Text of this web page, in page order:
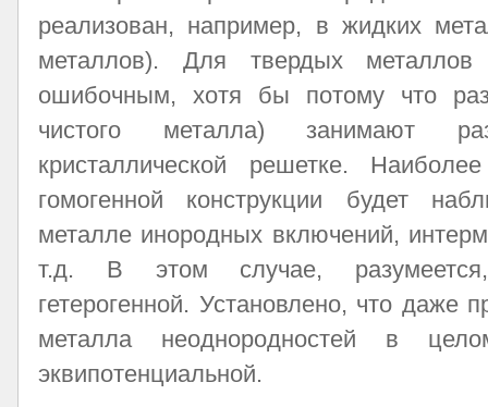
реализован, например, в жидких
металлов). Для твердых
ошибочным, хотя бы потому что
чистого металла) занимают
кристаллической решетке.
гомогенной конструкции будет
металле инородных включений,
т.д. В этом случае, разумеется,
гетерогенной. Установлено, что даже
металла неоднородностей в
эквипотенциальной.